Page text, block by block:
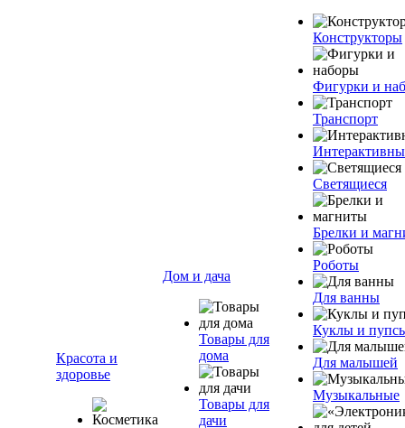
Красота и
здоровье
Дом и дача
Товары для
дома
Товары для
дачи
Конструкторы
Фигурки и
Транспорт
Светящиеся
Брелки и
Роботы
Для ванны
Куклы и
Для малышей
Музыкальные